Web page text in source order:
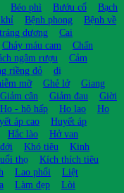
Béo phì Bướu cổ
Bạch
Bệnh phong
Bệnh về
dương
Cai
Chảy máu cam
Chấn
ngâm rượu
Cảm
riềng đỏ
dị
mỡ Ghẻ lở
Giang
Giảm cân Giảm đau
Giời
Ho - hô hấp Ho lao
Ho
áp cao
Huyết áp
Hắc lào
Hở van
Khó tiêu
Kinh
thọ
Kích thích tiêu
Lao phổi
Liệt
Làm đẹp
Lòi